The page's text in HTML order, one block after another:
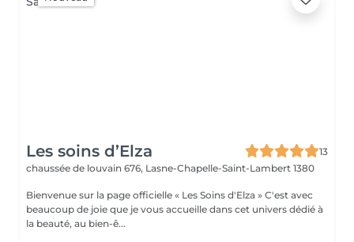
Les soins d’Elza
13
chaussée de louvain 676, Lasne-Chapelle-Saint-Lambert 1380
Bienvenue sur la page officielle « Les Soins d'Elza » C'est avec
beaucoup de joie que je vous accueille dans cet univers dédié à
la beauté, au bien-ê...